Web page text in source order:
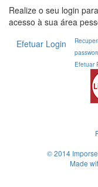
Realize o seu login para
acesso à sua área
Efetuar Login
Efetuar
© 2014
Made